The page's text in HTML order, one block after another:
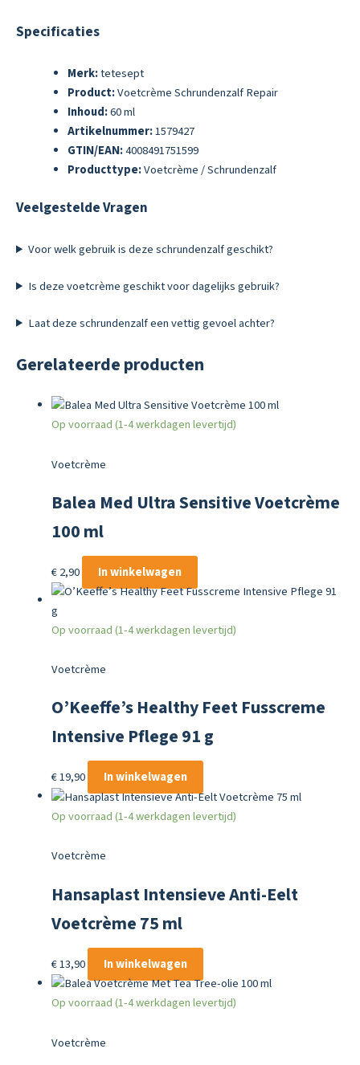
Specificaties
Merk:tetesept
Product:Voetcrème Schrundenzalf Repair
Inhoud:60 ml
Artikelnummer:1579427
GTIN/EAN:4008491751599
Producttype:Voetcrème / Schrundenzalf
Veelgestelde Vragen
Voor welk gebruik is deze schrundenzalf geschikt?
Is deze voetcrème geschikt voor dagelijks gebruik?
Laat deze schrundenzalf een vettig gevoel achter?
Gerelateerde producten
Op voorraad (1-4 werkdagen levertijd)
Voetcrème
Balea Med Ultra Sensitive Voetcrème
100 ml
€2,90 In winkelwagen
Op voorraad (1-4 werkdagen levertijd)
Voetcrème
O’Keeffe’s Healthy Feet Fusscreme
Intensive Pflege 91 g
€19,90 In winkelwagen
Op voorraad (1-4 werkdagen levertijd)
Voetcrème
Hansaplast Intensieve Anti-Eelt
Voetcrème 75 ml
€13,90 In winkelwagen
Op voorraad (1-4 werkdagen levertijd)
Voetcrème